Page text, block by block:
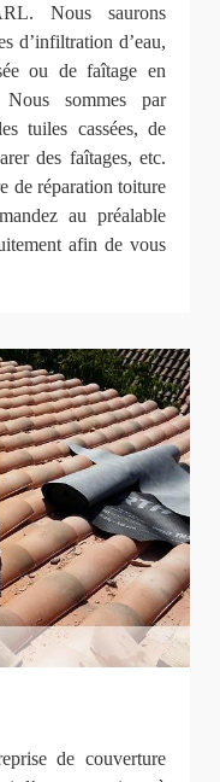
Nous saurons
d’infiltration d’eau,
ou de faîtage en
sommes par
tuiles cassées, de
des faîtages, etc.
de réparation toiture
au préalable
afin de vous
de couverture